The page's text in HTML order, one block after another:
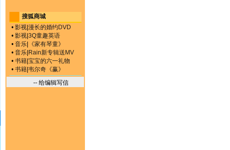
搜狐商城
• 影视 漫长的婚约DVD
• 影视 3Q童趣英语
• 音乐
《家有琴童》
• 音乐 Rain新专辑送MV
• 书籍 宝宝的六一礼物
• 书籍 韦尔奇《赢》
-- 给编辑写信